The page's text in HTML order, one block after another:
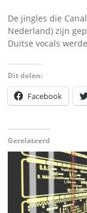
De jingles die
Nederland) zijn
Duitse vocals
Dit delen:
Facebook
Gerelateerd